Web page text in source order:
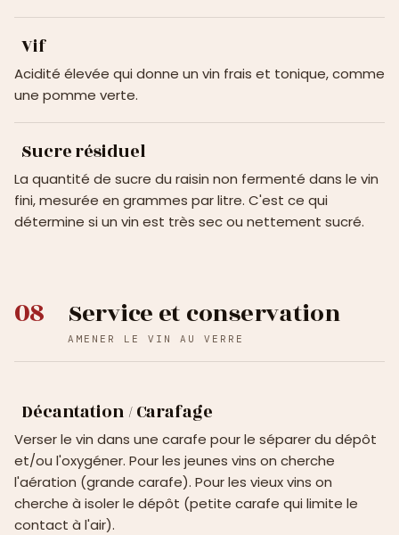
Vif
Acidité élevée qui donne un vin frais et tonique, comme
une pomme verte.
Sucre résiduel
La quantité de sucre du raisin non fermenté dans le vin
fini, mesurée en grammes par litre. C'est ce qui
détermine si un vin est très sec ou nettement sucré.
08 Service et conservation
AMENER LE VIN AU VERRE
Décantation / Carafage
Verser le vin dans une carafe pour le séparer du dépôt
et/ou l'oxygéner. Pour les jeunes vins on cherche
l'aération (grande carafe). Pour les vieux vins on
cherche à isoler le dépôt (petite carafe qui limite le
contact à l'air).